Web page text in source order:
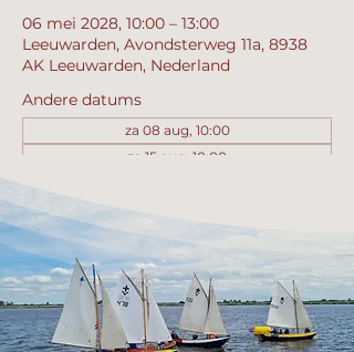
06 mei 2028, 10:00 – 13:00
Leeuwarden, Avondsterweg 11a, 8938
AK Leeuwarden, Nederland
Andere datums
za 08 aug, 10:00
za 15 aug, 10:00
Bekijk alle 358 datums
Meld mij aan!